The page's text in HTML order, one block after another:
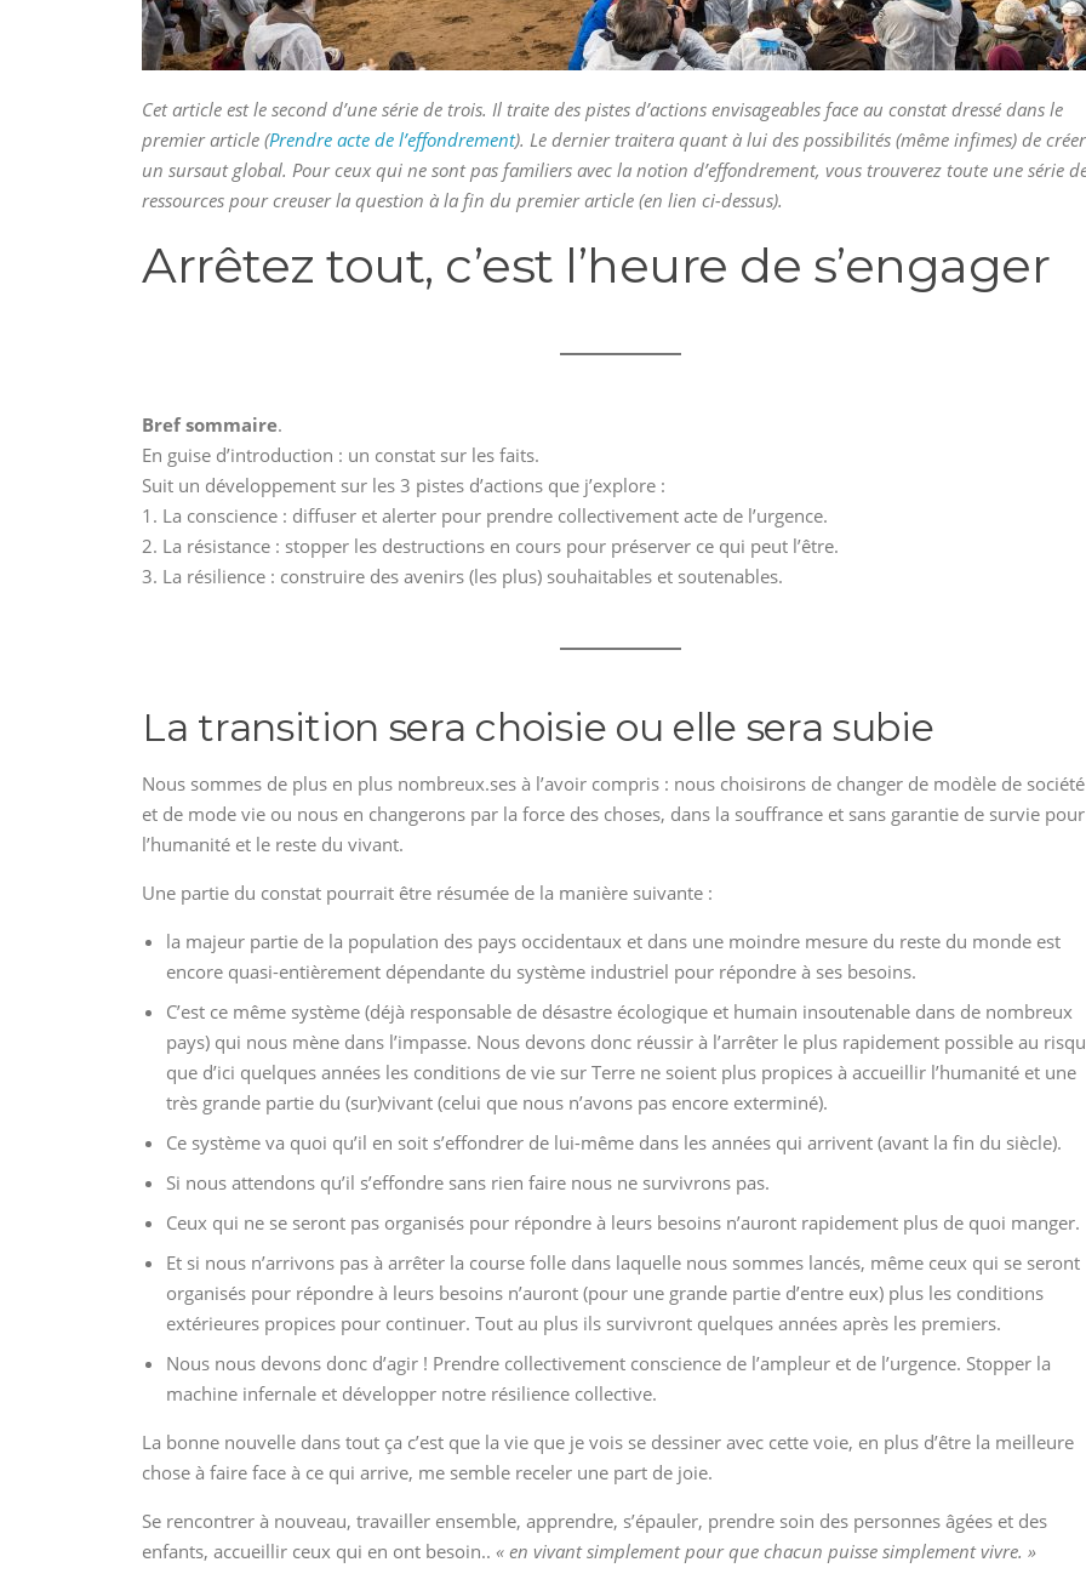
Cet article est le second d’une série de trois. Il traite des pistes d’actions envisageables face au constat dressé dans le
premier article (Prendre acte de l’effondrement). Le dernier traitera quant à lui des possibilités (même infimes) de créer
un sursaut global. Pour ceux qui ne sont pas familiers avec la notion d’effondrement, vous trouverez toute une série
ressources pour creuser la question à la fin du premier article (en lien ci-dessus).
Arrêtez tout, c’est l’heure de s’engager
Bref sommaire.
En guise d’introduction : un constat sur les faits.
Suit un développement sur les 3 pistes d’actions que j’explore :
1. La conscience : diffuser et alerter pour prendre collectivement acte de l’urgence.
2. La résistance : stopper les destructions en cours pour préserver ce qui peut l’être.
3. La résilience : construire des avenirs (les plus) souhaitables et soutenables.
La transition sera choisie ou elle sera subie
Nous sommes de plus en plus nombreux.ses à l’avoir compris : nous choisirons de changer de modèle de société
et de mode vie ou nous en changerons par la force des choses, dans la souffrance et sans garantie de survie pour
l’humanité et le reste du vivant.
Une partie du constat pourrait être résumée de la manière suivante :
la majeur partie de la population des pays occidentaux et dans une moindre mesure du reste du monde est
encore quasi-entièrement dépendante du système industriel pour répondre à ses besoins.
C’est ce même système (déjà responsable de désastre écologique et humain insoutenable dans de nombreux
pays) qui nous mène dans l’impasse. Nous devons donc réussir à l’arrêter le plus rapidement possible au
que d’ici quelques années les conditions de vie sur Terre ne soient plus propices à accueillir l’humanité et une
très grande partie du (sur)vivant (celui que nous n’avons pas encore exterminé).
Ce système va quoi qu’il en soit s’effondrer de lui-même dans les années qui arrivent (avant la fin du siècle).
Si nous attendons qu’il s’effondre sans rien faire nous ne survivrons pas.
Ceux qui ne se seront pas organisés pour répondre à leurs besoins n’auront rapidement plus de quoi manger.
Et si nous n’arrivons pas à arrêter la course folle dans laquelle nous sommes lancés, même ceux qui se seront
organisés pour répondre à leurs besoins n’auront (pour une grande partie d’entre eux) plus les conditions
extérieures propices pour continuer. Tout au plus ils survivront quelques années après les premiers.
Nous nous devons donc d’agir ! Prendre collectivement conscience de l’ampleur et de l’urgence. Stopper la
machine infernale et développer notre résilience collective.
La bonne nouvelle dans tout ça c’est que la vie que je vois se dessiner avec cette voie, en plus d’être la meilleure
chose à faire face à ce qui arrive, me semble receler une part de joie.
Se rencontrer à nouveau, travailler ensemble, apprendre, s’épauler, prendre soin des personnes âgées et des
enfants, accueillir ceux qui en ont besoin.. « en vivant simplement pour que chacun puisse simplement vivre. »